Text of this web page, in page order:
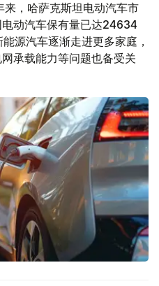
来，哈萨克斯坦电动汽车市
动汽车保有量已达24634
源汽车逐渐走进更多家庭，
承载能力等问题也备受关